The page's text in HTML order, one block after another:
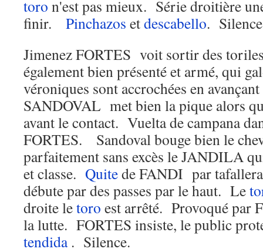
toro n'est pas mieux. Série droitière
finir. Pinchazos etdescabello.
Jimenez FORTES voit sortir des
également bien présenté et armé, qui
véroniques sont accrochées en
SANDOVAL met bien la pique alors
avant le contact. Vuelta de campana
FORTES. Sandoval bouge bien le
parfaitement sans excès le JANDILA
et classe. Quitede FANDI par
débute par des passes par le haut. Le
droite letoro est arrêté. Provoqué par
la lutte. FORTES insiste, le public
tendida. Silence.